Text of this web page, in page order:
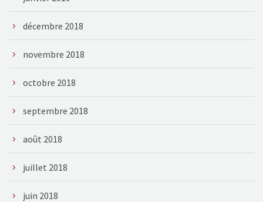
décembre 2018
novembre 2018
octobre 2018
septembre 2018
août 2018
juillet 2018
juin 2018